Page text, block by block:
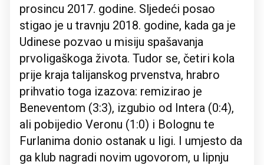
prosincu 2017. godine. Sljedeći posao
stigao je u travnju 2018. godine, kada ga je
Udinese pozvao u misiju spašavanja
prvoligaškoga života. Tudor se, četiri kola
prije kraja talijanskog prvenstva, hrabro
prihvatio toga izazova: remizirao je
Beneventom (3:3), izgubio od Intera (0:4),
ali pobijedio Veronu (1:0) i Bolognu te
Furlanima donio ostanak u ligi. I umjesto da
ga klub nagradi novim ugovorom, u lipnju